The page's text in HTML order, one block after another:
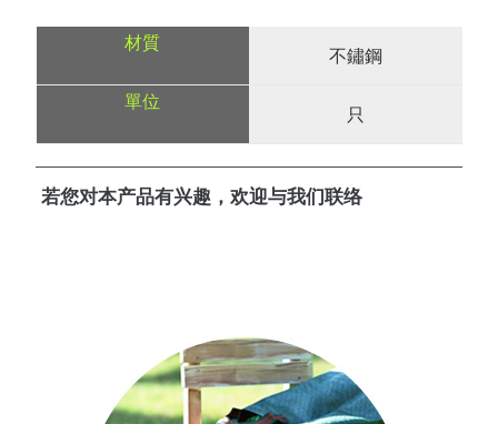
不鏽鋼
只
若您对本产品有兴趣，欢迎与我们联络